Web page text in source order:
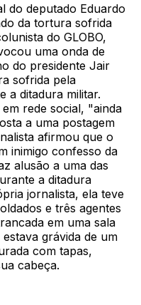
do deputado Eduardo
da tortura sofrida
do GLOBO,
uma onda de
do presidente Jair
sofrida pela
a ditadura militar.
rede social, "ainda
a uma postagem
afirmou que o
inimigo confesso da
alusão a uma das
a ditadura
jornalista, ela teve
e três agentes
em uma sala
grávida de um
com tapas,
cabeça.